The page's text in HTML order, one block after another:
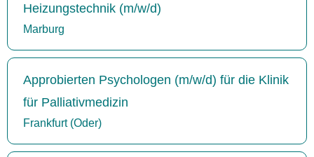
Heizungstechnik (m/w/d)
Marburg
Approbierten Psychologen (m/w/d) für die Klinik
für Palliativmedizin
Frankfurt (Oder)